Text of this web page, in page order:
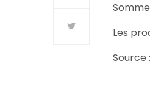
Les
Source